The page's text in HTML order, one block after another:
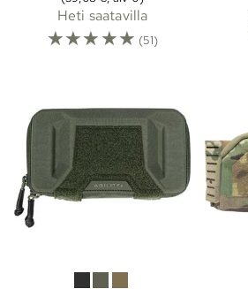
Heti saatavilla
☆☆☆☆☆ (51)